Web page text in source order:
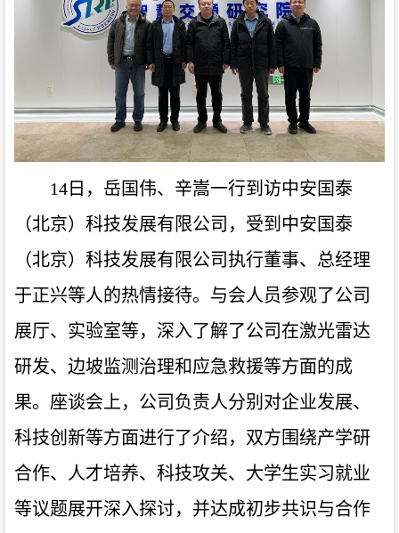
14日，岳国伟、辛嵩一行到访中安国泰
（北京）科技发展有限公司， 受到 中安国泰
（北京）科技发展有限公司执行董事、总经理
于正兴等人的热情接待。与会人员参观了公司
展厅、实验室等，深入了解了公司在激光雷达
研发、边坡监测治理和应急救援等方面的成
果。座谈会上，公司负责人分别对企业发展、
科技创新等方面进行了介绍， 双方 围绕产学研
合作、人才培养、科技攻关、 大学生实习就业
等议题展开深入探讨，并达成初步共识与合作